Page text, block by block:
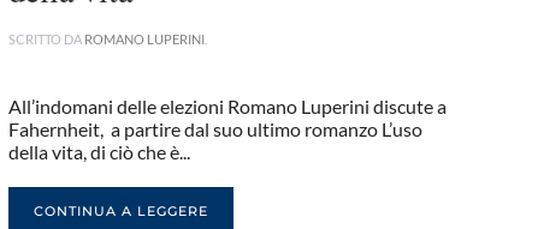
SCRITTO DA ROMANO LUPERINI.
All’indomani delle elezioni Romano Luperini discute a
Fahernheit, a partire dal suo ultimo romanzo L’uso
della vita, di ciò che è...
CONTINUA A LEGGERE